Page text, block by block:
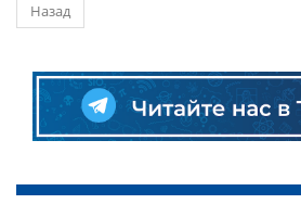
Назад